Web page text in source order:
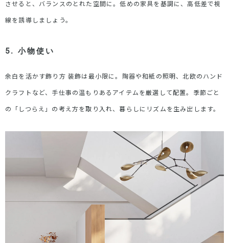
させると、バランスのとれた空間に。低めの家具を基調に、高低差で視
線を誘導しましょう。
5. 小物使い
余白を活かす飾り方 装飾は最小限に。陶器や和紙の照明、北欧のハンド
クラフトなど、手仕事の温もりあるアイテムを厳選して配置。季節ごと
の「しつらえ」の考え方を取り入れ、暮らしにリズムを生み出します。